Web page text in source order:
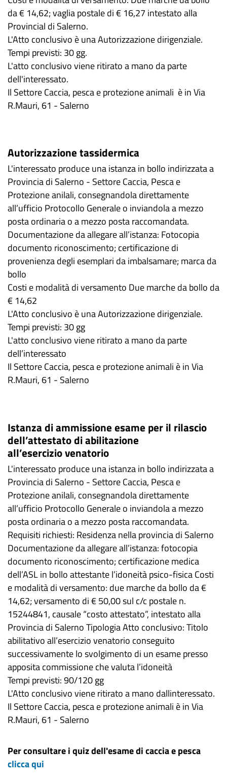
da € 14,62; vaglia postale di € 16,27 intestato alla
Provincial di Salerno.
L'Atto conclusivo è una Autorizzazione dirigenziale.
Tempi previsti: 30 gg.
L'atto conclusivo viene ritirato a mano da parte
dell'interessato.
Il Settore Caccia, pesca e protezione animali è in Via
R.Mauri, 61 - Salerno
Autorizzazione tassidermica
L'interessato produce una istanza in bollo indirizzata a
Provincia di Salerno - Settore Caccia, Pesca e
Protezione anilali, consegnandola direttamente
all’ufficio Protocollo Generale o inviandola a mezzo
posta ordinaria o a mezzo posta raccomandata.
Documentazione da allegare all’istanza: Fotocopia
documento riconoscimento; certificazione di
provenienza degli esemplari da imbalsamare; marca da
bollo
Costi e modalità di versamento Due marche da bollo da
€ 14,62
L'Atto conclusivo è una Autorizzazione dirigenziale.
Tempi previsti: 30 gg
L'atto conclusivo viene ritirato a mano da parte
dell’interessato
Il Settore Caccia, pesca e protezione animali è in Via
R.Mauri, 61 - Salerno
Istanza di ammissione esame per il rilascio
dell’attestato di abilitazione
all’esercizio venatorio
L'interessato produce una istanza in bollo indirizzata a
Provincia di Salerno - Settore Caccia, Pesca e
Protezione anilali, consegnandola direttamente
all’ufficio Protocollo Generale o inviandola a mezzo
posta ordinaria o a mezzo posta raccomandata.
Requisiti richiesti: Residenza nella provincia di Salerno
Documentazione da allegare all’istanza: fotocopia
documento riconoscimento; certificazione medica
dell’ASL in bollo attestante l’idoneità psico-fisica Costi
e modalità di versamento: due marche da bollo da €
14,62; versamento di € 50,00 sul c/c postale n.
15244841, causale “costo attestato”, intestato alla
Provincia di Salerno Tipologia Atto conclusivo: Titolo
abilitativo all’esercizio venatorio conseguito
successivamente lo svolgimento di un esame presso
apposita commissione che valuta l’idoneità
Tempi previsti: 90/120 gg
L'Atto conclusivo viene ritirato a mano dallinteressato.
Il Settore Caccia, pesca e protezione animali è in Via
R.Mauri, 61 - Salerno
Per consultare i quiz dell'esame di caccia e pesca
clicca qui